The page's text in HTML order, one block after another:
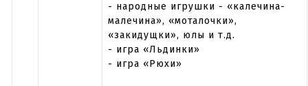
- народные игрушки - «калечина-
малечина», «моталочки»,
«закидущки», юлы и т.д.
- игра «Льдинки»
- игра «Рюхи»